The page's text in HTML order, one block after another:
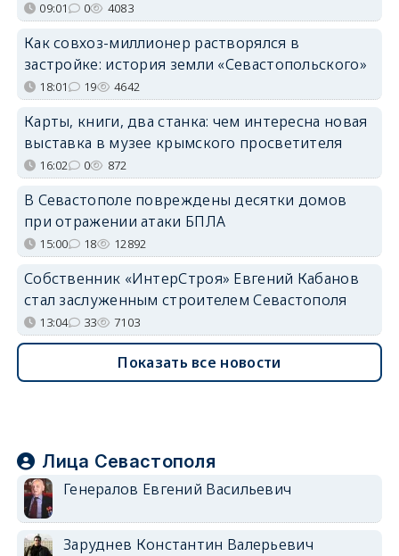
09:01 0 4083
Как совхоз-миллионер растворялся в
застройке: история земли «Севастопольского»
18:01 19 4642
Карты, книги, два станка: чем интересна новая
выставка в музее крымского просветителя
16:02 0 872
В Севастополе повреждены десятки домов
при отражении атаки БПЛА
15:00 18 12892
Собственник «ИнтерСтроя» Евгений Кабанов
стал заслуженным строителем Севастополя
13:04 33 7103
Показать все новости
Лица Севастополя
Генералов Евгений Васильевич
Заруднев Константин Валерьевич